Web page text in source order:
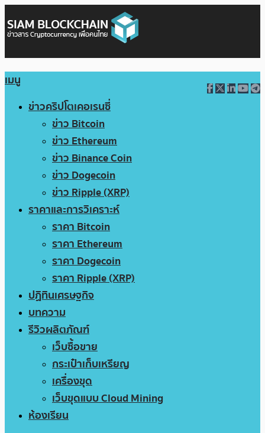
เมนู
ข่าวคริปโตเคอเรนซี่
ข่าว Bitcoin
ข่าว Ethereum
ข่าว Binance Coin
ข่าว Dogecoin
ข่าว Ripple (XRP)
ราคาและการวิเคราะห์
ราคา Bitcoin
ราคา Ethereum
ราคา Dogecoin
ราคา Ripple (XRP)
ปฏิทินเศรษฐกิจ
บทความ
รีวิวผลิตภัณฑ์
เว็บซื้อขาย
กระเป๋าเก็บเหรียญ
เครื่องขุด
เว็บขุดแบบ Cloud Mining
ห้องเรียน